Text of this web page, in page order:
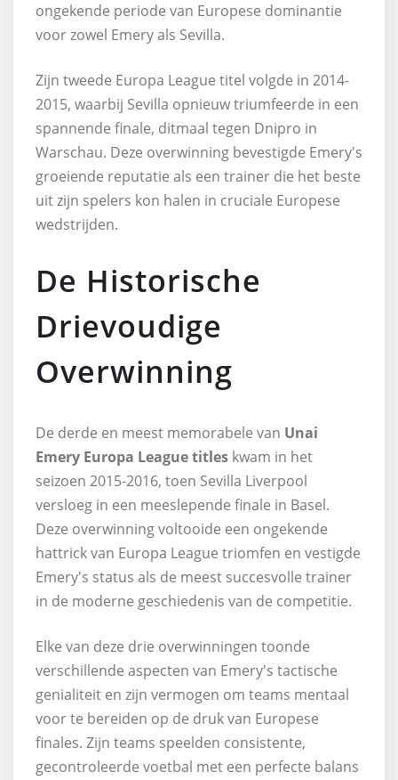
ongekende periode van Europese dominantie
voor zowel Emery als Sevilla.
Zijn tweede Europa League titel volgde in 2014-
2015, waarbij Sevilla opnieuw triumfeerde in een
spannende finale, ditmaal tegen Dnipro in
Warschau. Deze overwinning bevestigde Emery's
groeiende reputatie als een trainer die het beste
uit zijn spelers kon halen in cruciale Europese
wedstrijden.
De Historische
Drievoudige
Overwinning
De derde en meest memorabele van Unai
Emery Europa League titles kwam in het
seizoen 2015-2016, toen Sevilla Liverpool
versloeg in een meeslepende finale in Basel.
Deze overwinning voltooide een ongekende
hattrick van Europa League triomfen en vestigde
Emery's status als de meest succesvolle trainer
in de moderne geschiedenis van de competitie.
Elke van deze drie overwinningen toonde
verschillende aspecten van Emery's tactische
genialiteit en zijn vermogen om teams mentaal
voor te bereiden op de druk van Europese
finales. Zijn teams speelden consistente,
gecontroleerde voetbal met een perfecte balans